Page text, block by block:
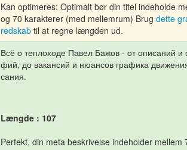
Kan optimeres; Optimalt bør din titel indeholde
og 70 karakterer (med mellemrum) Brug dette
redskab til at regne længden ud.
Всё о теплоходе Павел Бажов - от описаний и
фий, до вакансий и нюансов графика
сания.
Længde : 107
Perfekt, din meta beskrivelse indeholder mellem